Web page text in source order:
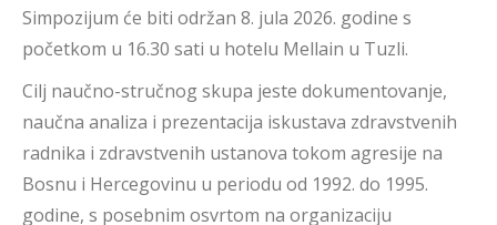
Simpozijum će biti održan 8. jula 2026. godine s
početkom u 16.30 sati u hotelu Mellain u Tuzli.
Cilj naučno-stručnog skupa jeste dokumentovanje,
naučna analiza i prezentacija iskustava zdravstvenih
radnika i zdravstvenih ustanova tokom agresije na
Bosnu i Hercegovinu u periodu od 1992. do 1995.
godine, s posebnim osvrtom na organizaciju